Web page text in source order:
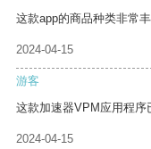
这款app的商品种类非常
2024-04-15
游客
这款加速器VPM应用程序
2024-04-15